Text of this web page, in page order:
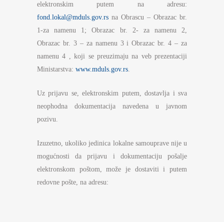
elektronskim putem na adresu:
fond.lokal@mduls.gov.rs na Obrascu – Obrazac br.
1-za namenu 1; Obrazac br. 2- za namenu 2,
Obrazac br. 3 – za namenu 3 i Obrazac br. 4 – za
namenu 4 , koji se preuzimaju na veb prezentaciji
Ministarstva: www.mduls.gov.rs.
Uz prijavu se, elektronskim putem, dostavlja i sva
neophodna dokumentacija navedena u javnom
pozivu.
Izuzetno, ukoliko jedinica lokalne samouprave nije u
mogućnosti da prijavu i dokumentaciju pošalje
elektronskom poštom, može je dostaviti i putem
redovne pošte, na adresu: